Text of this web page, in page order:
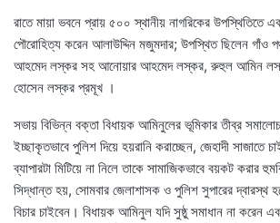
রাতে মায়া ভবনে প্রায় ৫০০ স্থানীয় নাগরিকের
পৌরোহিত্য করেন আলাউদ্দিন মজুমদার; উপস্থিত ছিলেন গাঁও
আহমেদ লস্কর সহ আনোয়ার আহমেদ লস্কর, রুহুল আমিন
হোসেন লস্কর প্রমূখ ।
সভায় বিভিন্ন বক্তা বিধায়ক আমিনুলের ভূমিকার তীব্র
ইচ্ছাকৃতভাবে পুলিশ দিয়ে হয়রানি করাচ্ছেন, জেহাদী
ব্যাপারটা মিটিয়ে না নিলে তাকে সামাজিকভাবে বয়কট করার
সিদ্ধান্ত হয়, সোমবার জেলাশাসক ও পুলিশ সুপারের দ্বারস্থ
বিচার চাইবেন। বিধায়ক আমিনুল যদি সুষ্ঠু সমাধান না করেন